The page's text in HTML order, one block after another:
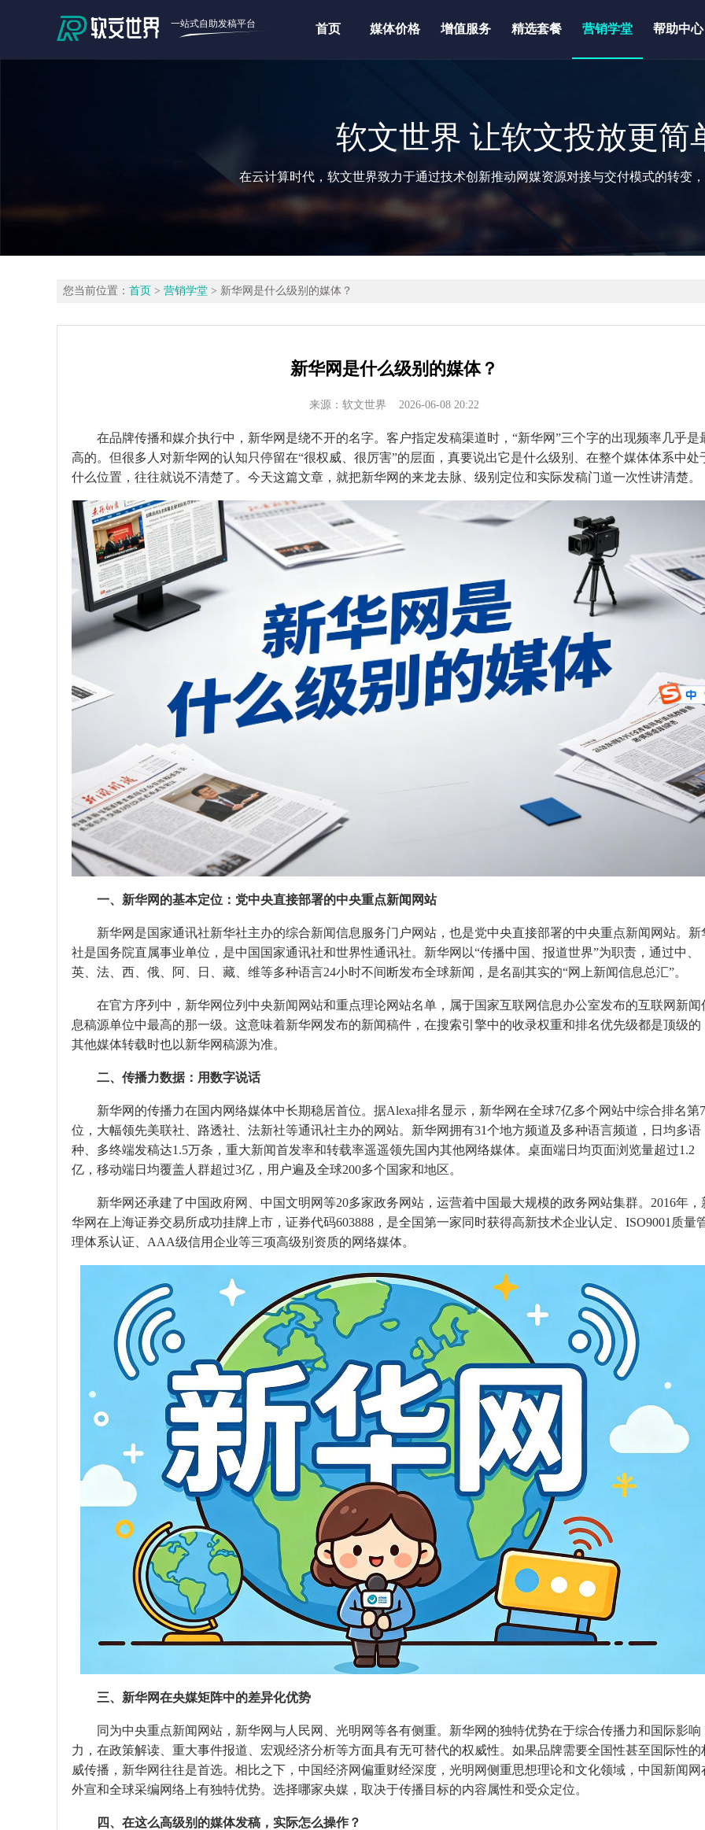
一站式自助发稿平台 首页 媒体价格 增值服务 精选套餐 营销学堂 帮助中心
软文世界 让软文投放更简
在云计算时代，软文世界致力于通过技术创新推动网媒资源对接与交付模式的转变
您当前位置： 首页 > 营销学堂 > 新华网是什么级别的媒体？
新华网是什么级别的媒体？
来源：软文世界 2026-06-08 20:22
在品牌传播和媒介执行中，新华网是绕不开的名字。客户指定发稿渠道时，“新华网”三个字的出现频率几乎是
高的。但很多人对新华网的认知只停留在“很权威、很厉害”的层面，真要说出它是什么级别、在整个媒体体系中处
什么位置，往往就说不清楚了。今天这篇文章，就把新华网的来龙去脉、级别定位和实际发稿门道一次性讲清楚。
一、新华网的基本定位：党中央直接部署的中央重点新闻网站
新华网是国家通讯社新华社主办的综合新闻信息服务门户网站，也是党中央直接部署的中央重点新闻网站。新
社是国务院直属事业单位，是中国国家通讯社和世界性通讯社。新华网以“传播中国、报道世界”为职责，通过中、
英、法、西、俄、阿、日、藏、维等多种语言24小时不间断发布全球新闻，是名副其实的“网上新闻信息总汇”。
在官方序列中，新华网位列中央新闻网站和重点理论网站名单，属于国家互联网信息办公室发布的互联网新闻
息稿源单位中最高的那一级。这意味着新华网发布的新闻稿件，在搜索引擎中的收录权重和排名优先级都是顶级的
其他媒体转载时也以新华网稿源为准。
二、传播力数据：用数字说话
新华网的传播力在国内网络媒体中长期稳居首位。据Alexa排名显示，新华网在全球7亿多个网站中综合排名第
位，大幅领先美联社、路透社、法新社等通讯社主办的网站。新华网拥有31个地方频道及多种语言频道，日均多语
种、多终端发稿达1.5万条，重大新闻首发率和转载率遥遥领先国内其他网络媒体。桌面端日均页面浏览量超过1.2
亿，移动端日均覆盖人群超过3亿，用户遍及全球200多个国家和地区。
新华网还承建了中国政府网、中国文明网等20多家政务网站，运营着中国最大规模的政务网站集群。2016年，
华网在上海证券交易所成功挂牌上市，证券代码603888，是全国第一家同时获得高新技术企业认定、ISO9001质量
理体系认证、AAA级信用企业等三项高级别资质的网络媒体。
三、新华网在央媒矩阵中的差异化优势
同为中央重点新闻网站，新华网与人民网、光明网等各有侧重。新华网的独特优势在于综合传播力和国际影响
力，在政策解读、重大事件报道、宏观经济分析等方面具有无可替代的权威性。如果品牌需要全国性甚至国际性的
威传播，新华网往往是首选。相比之下，中国经济网偏重财经深度，光明网侧重思想理论和文化领域，中国新闻网
外宣和全球采编网络上有独特优势。选择哪家央媒，取决于传播目标的内容属性和受众定位。
四、在这么高级别的媒体发稿，实际怎么操作？